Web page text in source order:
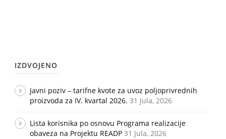
IZDVOJENO
Javni poziv – tarifne kvote za uvoz poljoprivrednih
proizvoda za IV. kvartal 2026. 31 Jula, 2026
Lista korisnika po osnovu Programa realizacije
obaveza na Projektu READP 31 Jula, 2026